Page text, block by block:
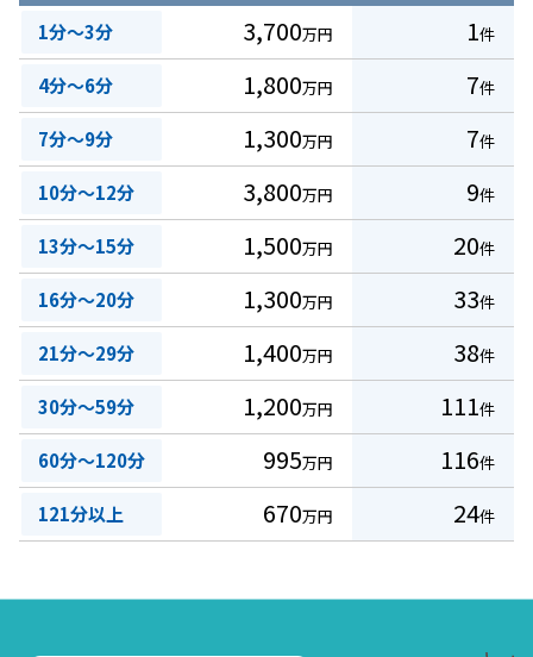
1分～3分 3,700万円 1件
4分～6分 1,800万円 7件
7分～9分 1,300万円 7件
10分～12分 3,800万円 9件
13分～15分 1,500万円 20件
16分～20分 1,300万円 33件
21分～29分 1,400万円 38件
30分～59分 1,200万円 111件
60分～120分 995万円 116件
121分以上 670万円 24件